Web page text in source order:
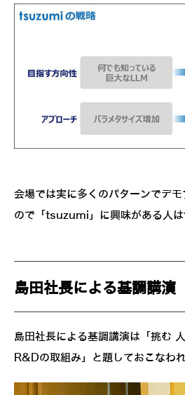
会場では実に多くのパターンでデ
ので「tsuzumi」に興味がある人は
島田社長による基調講演
島田社長による基調講演は「挑む
R&Dの取組み」と題しておこなわれ